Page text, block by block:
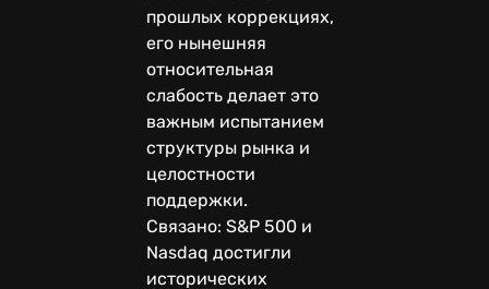
прошлых коррекциях,
его нынешняя
относительная
слабость делает это
важным испытанием
структуры рынка и
целостности
поддержки.
Связано: S&P 500 и
Nasdaq достигли
исторических